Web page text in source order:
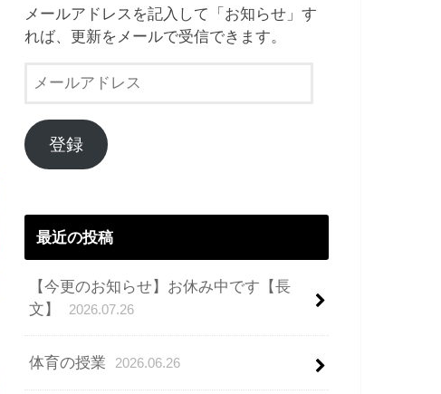
メールアドレスを記入して「お知らせ」す
れば、更新をメールで受信できます。
ル
ア
ド
登録
最近の投稿
【今更のお知らせ】お休み中です【長
文】
2026.07.26
体育の授業 2026.06.26